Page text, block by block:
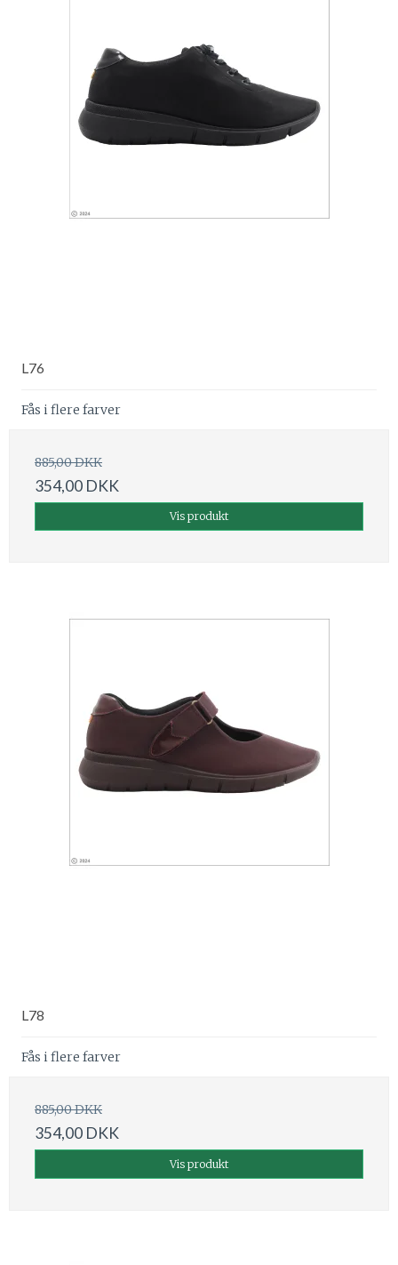
L76
Fås i flere farver
885,00 DKK
354,00 DKK
Vis produkt
L78
Fås i flere farver
885,00 DKK
354,00 DKK
Vis produkt